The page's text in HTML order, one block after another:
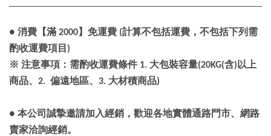
● 消費【滿 2000】免運費 (計算不包括運費，不包括下列需
酌收運費項目)
※ 注意事項：需酌收運費條件 1. 大包裝容量(20KG(含)以上
商品、2. 偏遠地區、3. 大材積商品)
● 本公司誠摯邀請加入經銷，歡迎各地實體通路門市、網路
賣家洽詢經銷。